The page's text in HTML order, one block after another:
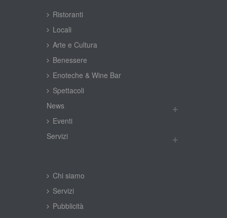
Ristoranti
Locali
Arte e Cultura
Benessere
Enoteche & Wine Bar
Spettacoli
New
Eventi
Servizi
Chi siamo
Servizi
Pubblicità